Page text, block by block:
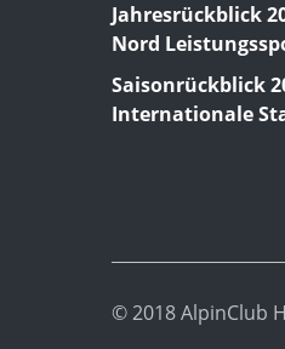
Jahresrückblick
Nord
Saisonrückblick
Internationale
© 2018 AlpinClub